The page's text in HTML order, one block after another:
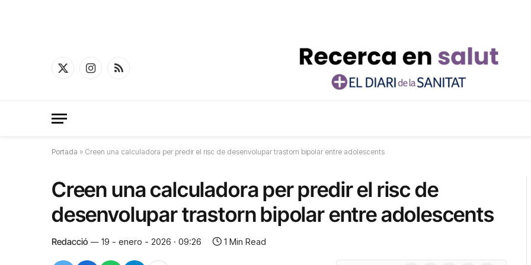
X
InstagramRSS
Portada » Creen una calculadora per predir el risc de desenvolupar trastorn bipolar entre adolescents
Creen una calculadora per predir el risc de
desenvolupar trastorn bipolar entre adolescents
Redacció 19 - enero - 2026 · 09:26 1 Min Read